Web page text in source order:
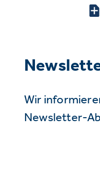
Wir
Newsletter-